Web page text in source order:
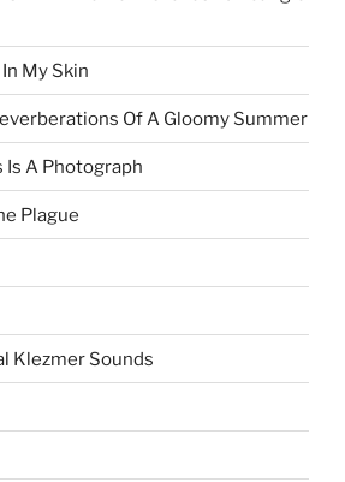
My Skin
Of A Gloomy Summer
Is A Photograph
Plague
Klezmer Sounds